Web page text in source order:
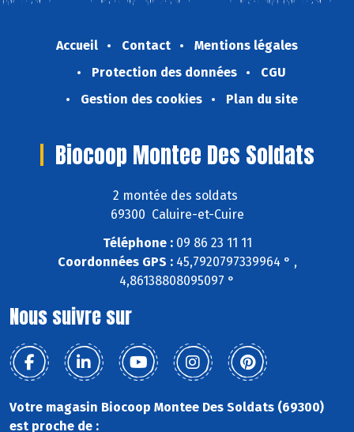
Accueil Contact
Mentions légales
Protection des données
CGU
Gestion des cookies
Plan du site
Biocoop Montee Des Soldats
2 montée des soldats
69300 Caluire-et-Cuire
Téléphone :09 86 23 11 11
Coordonnées GPS :45,7920797339964 ° ,
4,86138808095097 °
Nous suivre sur
Votre magasin Biocoop Montee Des Soldats (69300)
est proche de :